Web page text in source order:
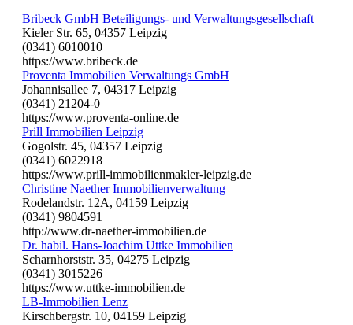
Bribeck GmbH Beteiligungs- und Verwaltungsgesellschaft
Kieler Str. 65, 04357 Leipzig
(0341) 6010010
https://www.bribeck.de
Proventa Immobilien Verwaltungs GmbH
Johannisallee 7, 04317 Leipzig
(0341) 21204-0
https://www.proventa-online.de
Prill Immobilien Leipzig
Gogolstr. 45, 04357 Leipzig
(0341) 6022918
https://www.prill-immobilienmakler-leipzig.de
Christine Naether Immobilienverwaltung
Rodelandstr. 12A, 04159 Leipzig
(0341) 9804591
http://www.dr-naether-immobilien.de
Dr. habil. Hans-Joachim Uttke Immobilien
Scharnhorststr. 35, 04275 Leipzig
(0341) 3015226
https://www.uttke-immobilien.de
LB-Immobilien Lenz
Kirschbergstr. 10, 04159 Leipzig